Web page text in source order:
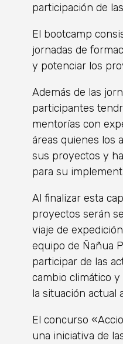
participación de
El bootcamp
jornadas de
y potenciar los
Además de las
participantes
mentorías con
áreas quienes los
sus proyectos y
para su
Al finalizar esta
proyectos serán
viaje de
equipo de Ñañua
participar de las
cambio climático
la situación actual
El concurso
una iniciativa de